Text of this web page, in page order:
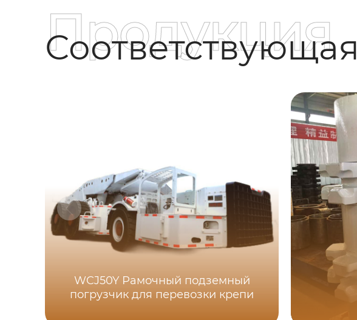
Соответствующая
Продукция
WCJ50Y Рамочный подземный
погрузчик для перевозки крепи